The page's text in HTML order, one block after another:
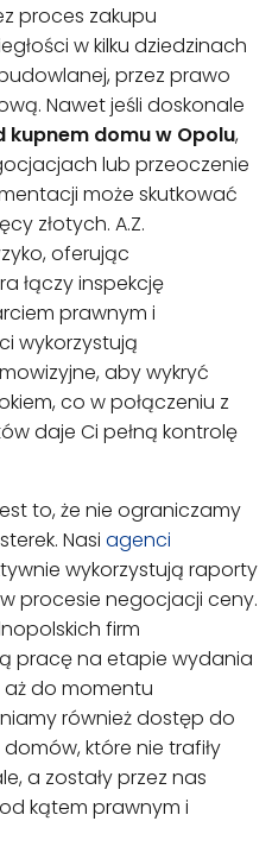
proces zakupu
w kilku dziedzinach
przez prawo
Nawet jeśli doskonale
domu w Opolu,
lub przeoczenie
może skutkować
złotych. A.Z.
oferując
łączy inspekcję
prawnym i
wykorzystują
aby wykryć
co w połączeniu z
daje Ci pełną kontrolę
to, że nie ograniczamy
Nasi agenci
wykorzystują raporty
procesie negocjacji ceny.
firm
pracę na etapie wydania
aż do momentu
również dostęp do
które nie trafiły
a zostały przez nas
kątem prawnym i